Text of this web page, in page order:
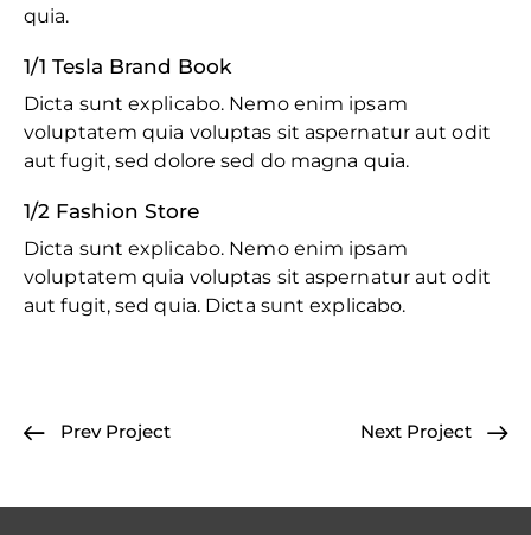
quia.
1/1 Tesla Brand Book
Dicta sunt explicabo. Nemo enim ipsam
voluptatem quia voluptas sit aspernatur aut odit
aut fugit, sed dolore sed do magna quia.
1/2 Fashion Store
Dicta sunt explicabo. Nemo enim ipsam
voluptatem quia voluptas sit aspernatur aut odit
aut fugit, sed quia. Dicta sunt explicabo.
Prev Project Next Project